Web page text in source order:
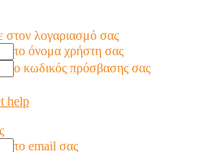
στον λογαριασμό σας
το όνομα χρήστη σας
ο κωδικός πρόσβασης σας
help
το email σας